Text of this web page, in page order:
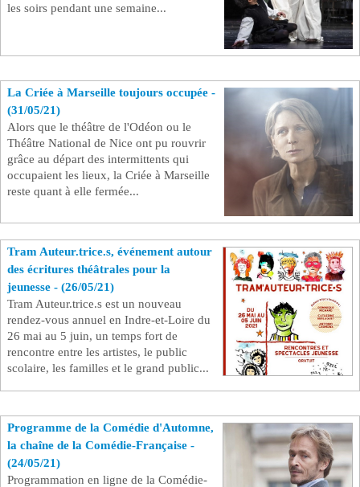
les soirs pendant une semaine...
La Criée à Marseille toujours occupée -
(31/05/21)
Alors que le théâtre de l'Odéon ou le
Théâtre National de Nice ont pu rouvrir
grâce au départ des intermittents qui
occupaient les lieux, la Criée à Marseille
reste quant à elle fermée...
Tram Auteur.trice.s, événement autour
des écritures théâtrales pour la
jeunesse - (26/05/21)
Tram Auteur.trice.s est un nouveau
rendez-vous annuel en Indre-et-Loire du
26 mai au 5 juin, un temps fort de
rencontre entre les artistes, le public
scolaire, les familles et le grand public...
Programme de la Comédie d'Automne,
la chaîne de la Comédie-Française -
(24/05/21)
Programmation en ligne de la Comédie-